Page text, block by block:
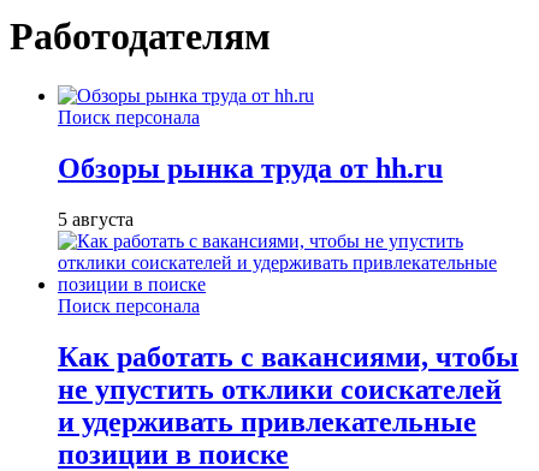
Работодателям
Поиск персонала
Обзоры рынка труда от hh.ru
5 августа
Поиск персонала
Как работать с вакансиями, чтобы
не упустить отклики соискателей
и удерживать привлекательные
позиции в поиске